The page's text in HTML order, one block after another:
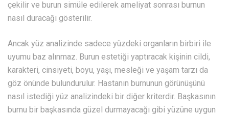
çekilir ve burun simüle edilerek ameliyat sonrası burnun
nasıl duracağı gösterilir.
Ancak yüz analizinde sadece yüzdeki organların birbiri ile
uyumu baz alınmaz. Burun estetiği yaptıracak kişinin cildi,
karakteri, cinsiyeti, boyu, yaşı, mesleği ve yaşam tarzı da
göz önünde bulundurulur. Hastanın burnunun görünüşünü
nasıl istediği yüz analizindeki bir diğer kriterdir. Başkasının
burnu bir başkasında güzel durmayacağı gibi yüzüne uygun